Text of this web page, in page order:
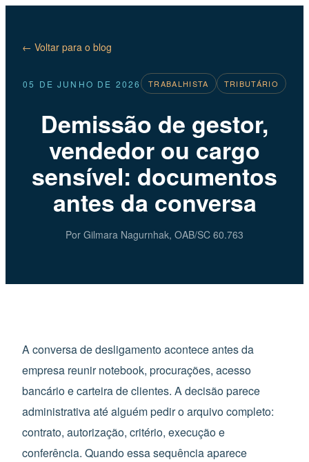
← Voltar para o blog
05 DE JUNHO DE 2026 TRABALHISTA TRIBUTÁRIO
Demissão de gestor,
vendedor ou cargo
sensível: documentos
antes da conversa
Por Gilmara Nagurnhak, OAB/SC 60.763
A conversa de desligamento acontece antes da
empresa reunir notebook, procurações, acesso
bancário e carteira de clientes. A decisão parece
administrativa até alguém pedir o arquivo completo:
contrato, autorização, critério, execução e
conferência. Quando essa sequência aparece